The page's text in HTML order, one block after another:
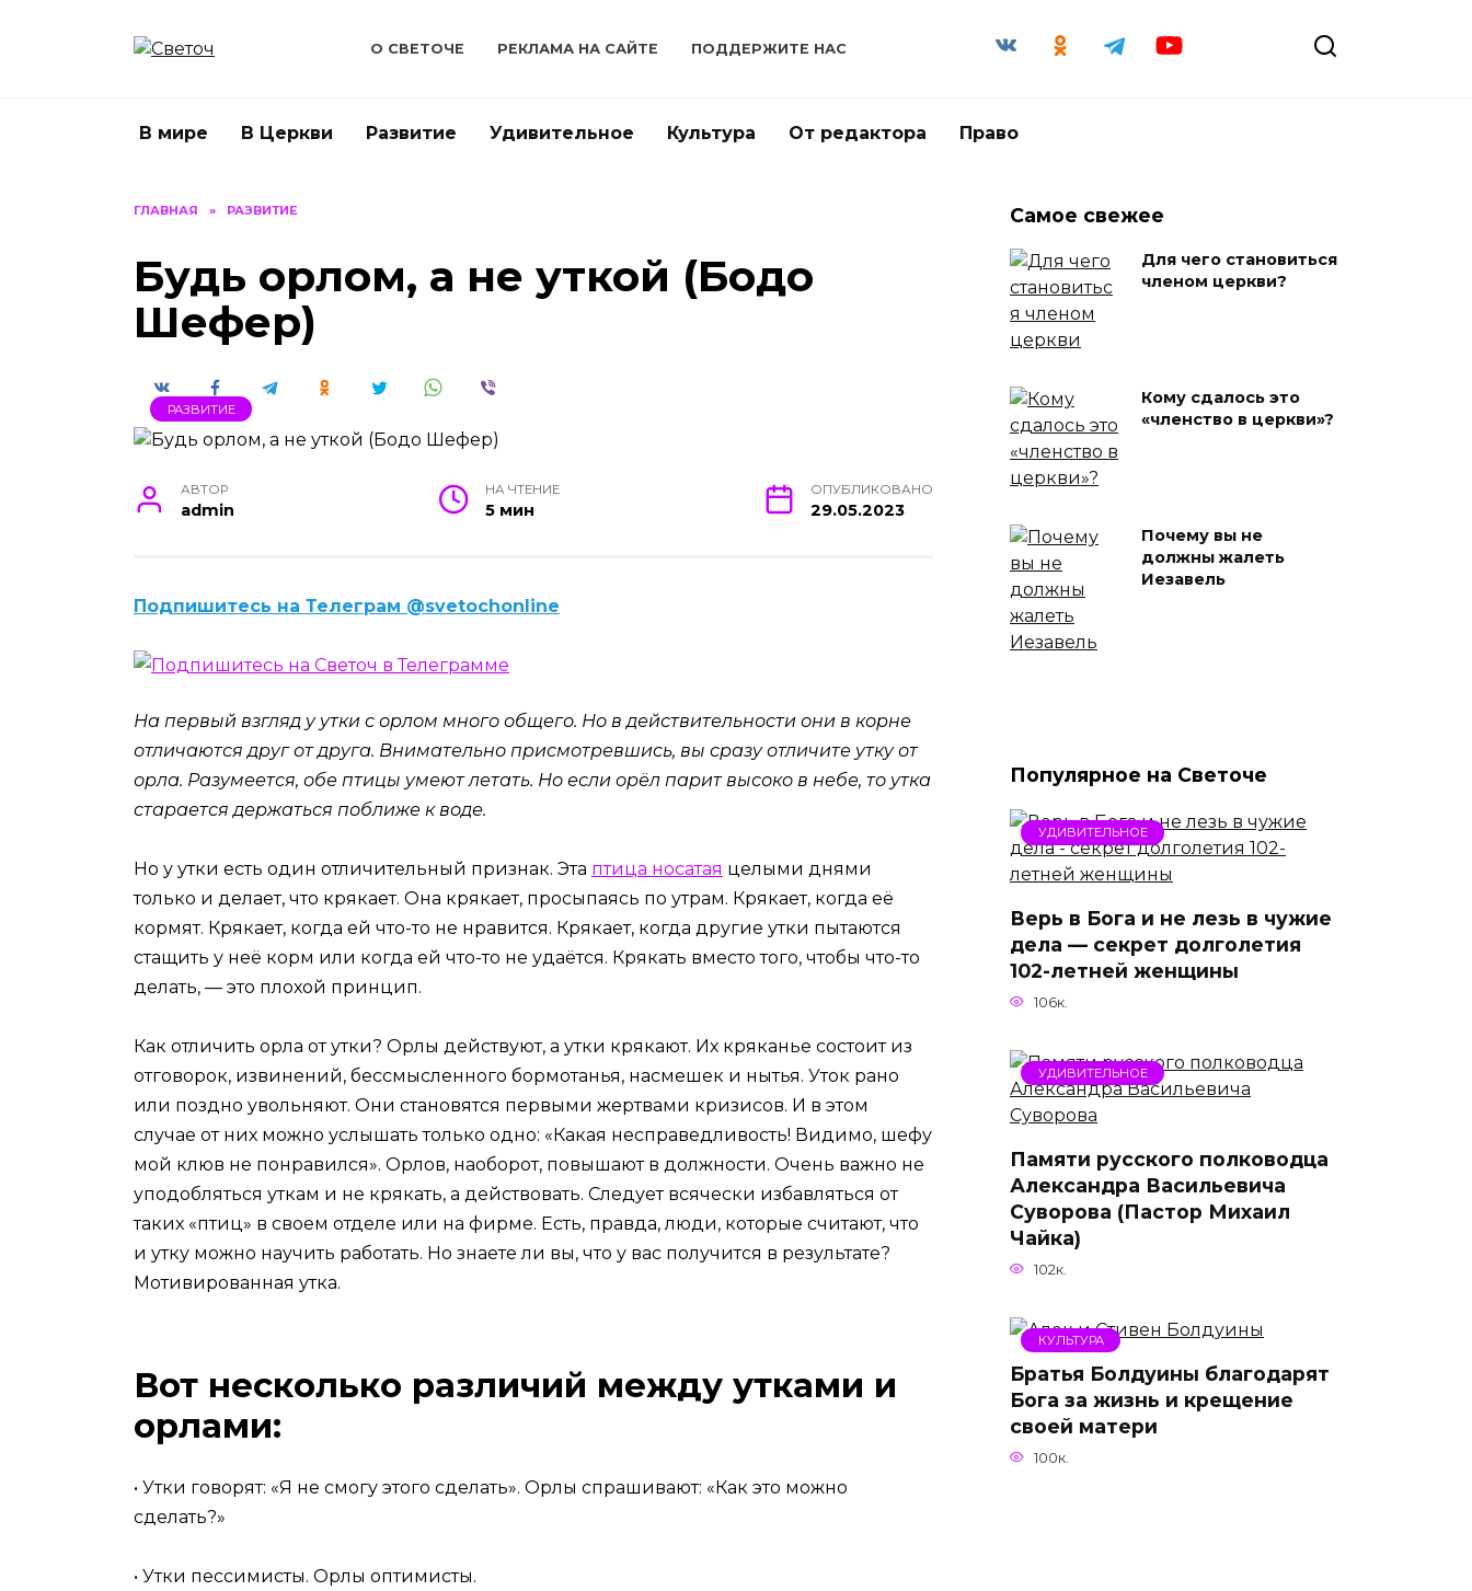
О СВЕТОЧЕ РЕКЛАМА НА САЙТЕ ПОДДЕРЖИТЕ НАС
В мире В Церкви Развитие Удивительное Культура От редактора Право
ГЛАВНАЯ » РАЗВИТИЕ
Будь орлом, а не уткой (Бодо
Шефер)
РАЗВИТИЕ
АВТОР
admin
НА ЧТЕНИЕ
5 мин
ОПУБЛИКОВАНО
29.05.2023
Подпишитесь на Телеграм @svetochonline
На первый взгляд у утки с орлом много общего. Но в действительности они в корне
отличаются друг от друга. Внимательно присмотревшись, вы сразу отличите утку от
орла. Разумеется, обе птицы умеют летать. Но если орёл парит высоко в небе, то утка
старается держаться поближе к воде.
Но у утки есть один отличительный признак. Эта птица носатая целыми днями
только и делает, что крякает. Она крякает, просыпаясь по утрам. Крякает, когда её
кормят. Крякает, когда ей что-то не нравится. Крякает, когда другие утки пытаются
стащить у неё корм или когда ей что-то не удаётся. Крякать вместо того, чтобы что-то
делать, — это плохой принцип.
Как отличить орла от утки? Орлы действуют, а утки крякают. Их кряканье состоит из
отговорок, извинений, бессмысленного бормотанья, насмешек и нытья. Уток рано
или поздно увольняют. Они становятся первыми жертвами кризисов. И в этом
случае от них можно услышать только одно: «Какая несправедливость! Видимо, шефу
мой клюв не понравился». Орлов, наоборот, повышают в должности. Очень важно не
уподобляться уткам и не крякать, а действовать. Следует всячески избавляться от
таких «птиц» в своем отделе или на фирме. Есть, правда, люди, которые считают, что
и утку можно научить работать. Но знаете ли вы, что у вас получится в результате?
Мотивированная утка.
Вот несколько различий между утками и
орлами:
• Утки говорят: «Я не смогу этого сделать». Орлы спрашивают: «Как это можно
сделать?»
• Утки пессимисты. Орлы оптимисты.
Самое свежее
Для чего становиться
членом церкви?
Кому сдалось это
«членство в церкви»?
Почему вы не
должны жалеть
Иезавель
Популярное на Светоче
УДИВИТЕЛЬНОЕ
Верь в Бога и не лезь в чужие
дела — секрет долголетия
102-летней женщины
106к.
УДИВИТЕЛЬНОЕ
Памяти русского полководца
Александра Васильевича
Суворова (Пастор Михаил
Чайка)
102к.
КУЛЬТУРА
Братья Болдуины благодарят
Бога за жизнь и крещение
своей матери
100к.